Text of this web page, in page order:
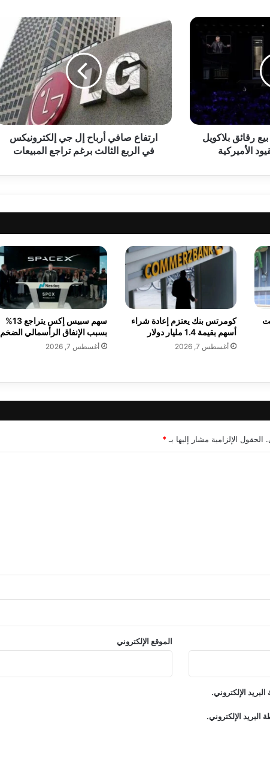
رقائق بلاكويل
الأميركية
ا
ر
ت
ف
ا
ع
ص
ا
ف
ب
إ
ج
ي
إ
ل
ك
ت
و
ن
ي
ب
غ
ت
ا
ج
ع
ل
ارتفاع صافي أرباح إل جي إلكترونيكس
في الربع الثالث برغم تراجع المبيعات
كومرتس بنك يعتزم إعادة شراء
أسهم بقيمة 1.4 مليار دولار
أغسطس 7, 2026
سهم سبيس إكس يتراجع 13%
بسبب الإنفاق الرأسمالي الضخم
أغسطس 7, 2026
الحقول الإلزامية مشار إليها بـ *
الموقع الإلكتروني
الإلكتروني.
الإلكتروني.